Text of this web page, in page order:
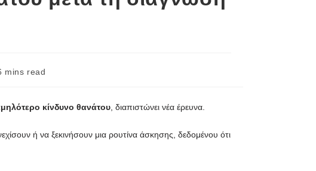
mins read
κίνδυνο θανάτου , διαπιστώνει νέα έρευνα.
ή να ξεκινήσουν μια ρουτίνα άσκησης, δεδομένου ότι